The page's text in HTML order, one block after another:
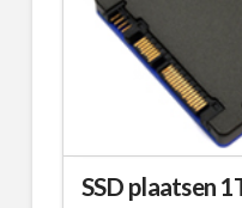
SSD plaatsen